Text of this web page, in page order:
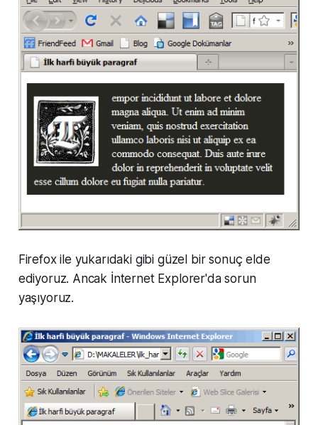
Firefox ile yukarıdaki gibi güzel bir sonuç elde
ediyoruz. Ancak İnternet Explorer'da sorun
yaşıyoruz.